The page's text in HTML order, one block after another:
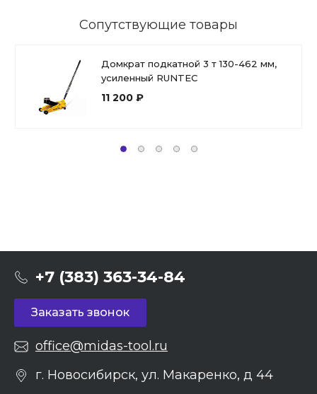
Сопутствующие товары
Домкрат подкатной 3 т 130-462 мм,
усиленный RUNTEC
11 200 ₽
+7 (383) 363-34-84
Заказать звонок
office@midas-tool.ru
г. Новосибирск, ул. Макаренко, д 44